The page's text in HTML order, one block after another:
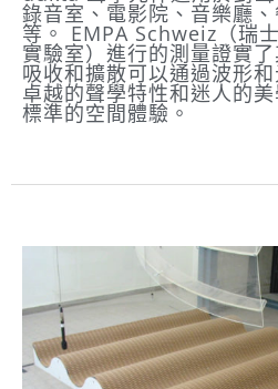
錄音室、電影院、音樂廳
等。 EMPA Schweiz（瑞
實驗室）進行的測量證實
吸收和擴散可以通過波形
卓越的聲學特性和迷人的
標準的空間體驗。